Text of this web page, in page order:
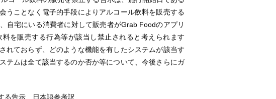
うことなく電子的手段によりアルコール飲料を販売する
自宅にいる消費者に対して販売者がGrab Foodのアプリ
を販売する行為等が該当し禁止されると考えられます
れておらず、どのような機能を有したシステムが該当す
テムは全て該当するのか否か等について、今後さらにガ
る告示 日本語参考訳